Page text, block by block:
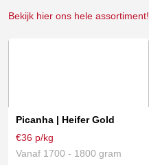
Bekijk hier ons hele assortiment!
Picanha | Heifer Gold
€36 p/kg
Vanaf 1700 - 1800 gram
variaties.
Deze
optie